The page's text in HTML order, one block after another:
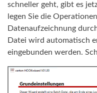
schneller geht, gibt es
legen Sie die
Datenaufzeichnung
Datei wird automatisch
eingebunden werden.